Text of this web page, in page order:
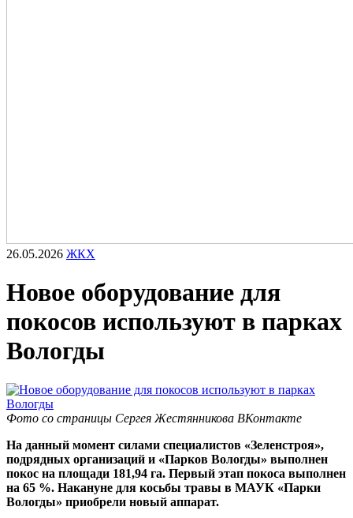
26.05.2026 ЖКХ
Новое оборудование для
покосов используют в парках
Вологды
Фото со страницы Сергея Жестянникова ВКонтакте
На данный момент силами специалистов «Зеленстроя»,
подрядных организаций и «Парков Вологды» выполнен
покос на площади 181,94 га. Первый этап покоса выполнен
на 65 %. Накануне для косьбы травы в МАУК «Парки
Вологды» приобрели новый аппарат.